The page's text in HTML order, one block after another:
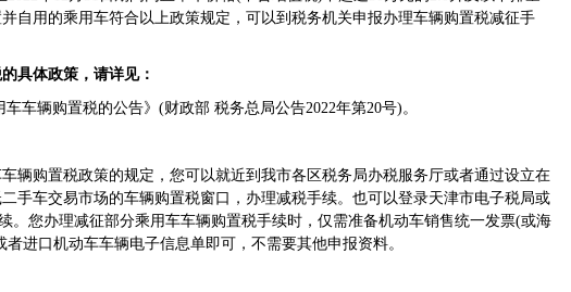
自用的乘用车符合以上政策规定，可以到税务机关申报办理车辆购置税减征手
具体政策，请详见：
辆购置税的公告》(财政部 税务总局公告2022年第20号)。
购置税政策的规定，您可以就近到我市各区税务局办税服务厅或者通过设立在
手车交易市场的车辆购置税窗口，办理减税手续。也可以登录天津市电子税局或
。您办理减征部分乘用车车辆购置税手续时，仅需准备机动车销售统一发票(或海
进口机动车车辆电子信息单即可，不需要其他申报资料。